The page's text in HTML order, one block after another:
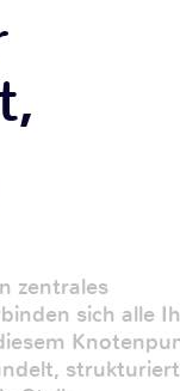
zentrales
sich alle